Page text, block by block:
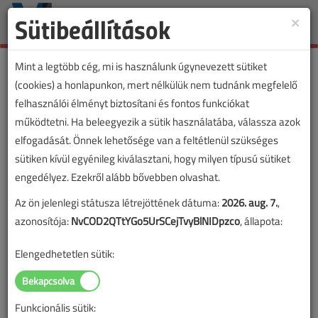
Toggle
×
Sütibeállítások
Mint a legtöbb cég, mi is használunk úgynevezett sütiket
(cookies) a honlapunkon, mert nélkülük nem tudnánk megfelelő
felhasználói élményt biztosítani és fontos funkciókat
működtetni. Ha beleegyezik a sütik használatába, válassza azok
elfogadását. Önnek lehetősége van a feltétlenül szükséges
sütiken kívül egyénileg kiválasztani, hogy milyen típusú sütiket
engedélyez. Ezekről alább bővebben olvashat.
Az ön jelenlegi státusza létrejöttének dátuma:2026. aug. 7.,
azonosítója:NvCOD2QTtYGo5UrSCejTvyBlNIDpzco, állapota:
Elengedhetetlen sütik:
Funkcionális sütik: